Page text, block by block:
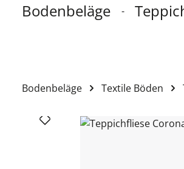
Bodenbeläge
Bodenbeläge Textile Böden
Bildergalerie überspringen